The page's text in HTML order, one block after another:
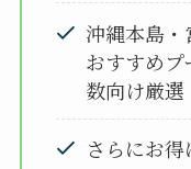
沖縄本島
おすすめプ
数向け厳選
さらにお